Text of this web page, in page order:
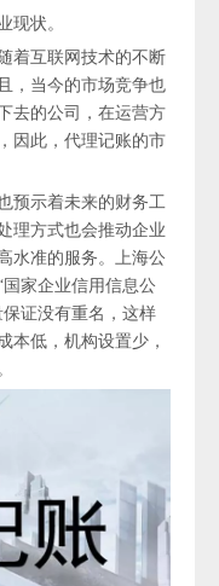
现状。
着互联网技术的不断
，当今的市场竞争也
去的公司，在运营方
因此，代理记账的市
预示着未来的财务工
理方式也会推动企业
水准的服务。上海公
家企业信用信息公
证没有重名，这样
本低，机构设置少，